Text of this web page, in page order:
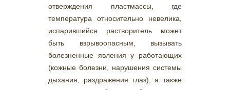
отверждения пластмассы, где
температура относительно невелика,
испарившийся растворитель может
быть взрывоопасным, вызывать
болезненные явления у работающих
(кожные болезни, нарушения системы
дыхания, раздражения глаз), а также